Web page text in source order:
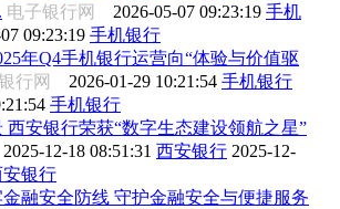
电子银行网 2026-05-07 09:23:19 手机
09:23:19 手机银行
年Q4手机银行运营向“体验与价值驱
行网 2026-01-29 10:21:54 手机银行
手机银行
西安银行荣获“数字生态建设领航之星”
2025-12-18 08:51:31 西安银行 2025-12-
安银行
融安全防线 守护金融安全与便捷服务